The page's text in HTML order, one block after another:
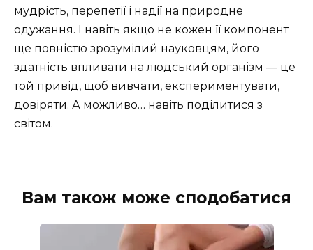
мудрість, перепетії і надії на природне
одужання. І навіть якщо не кожен її компонент
ще повністю зрозумілий науковцям, його
здатність впливати на людський організм — це
той привід, щоб вивчати, експериментувати,
довіряти. А можливо… навіть поділитися з
світом.
Вам також може сподобатися